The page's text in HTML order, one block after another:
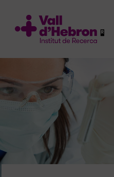
contingut